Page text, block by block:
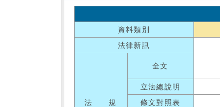
資料類別
法律新訊
法 規
全文
立法總說明
條文對照表